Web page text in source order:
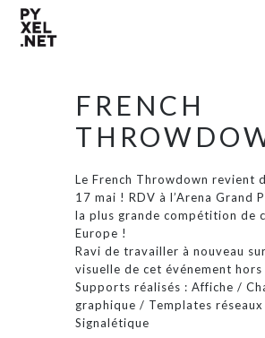
FRENCH
Le French Throwdown revient
17 mai ! RDV à l’Arena Grand
la plus grande compétition de
Europe !
Ravi de travailler à nouveau
visuelle de cet événement hors
Supports réalisés : Affiche /
graphique / Templates
Signalétique